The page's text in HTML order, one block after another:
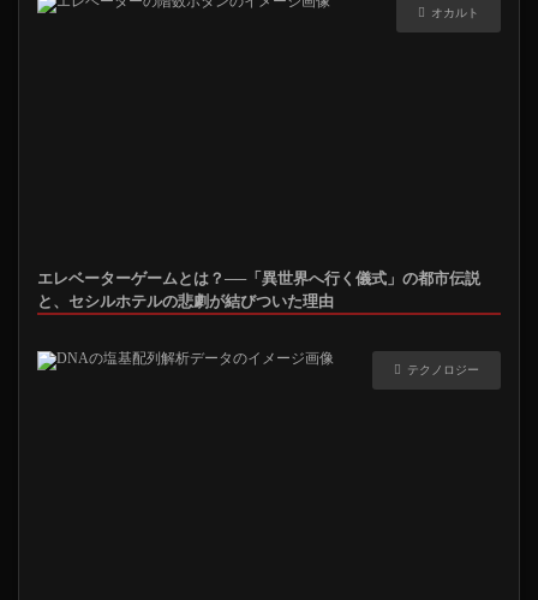
オカルト
エレベーターゲームとは？──「異世界へ行く儀式」の都市伝説
と、セシルホテルの悲劇が結びついた理由
テクノロジー